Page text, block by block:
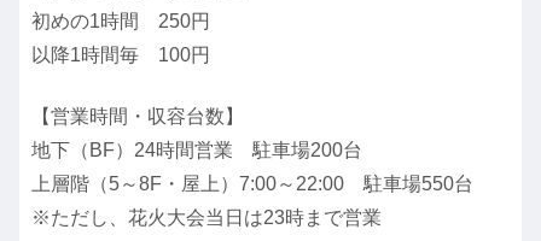
初めの1時間 250円
以降1時間毎 100円
【営業時間・収容台数】
地下（BF）24時間営業 駐車場200台
上層階（5～8F・屋上）7:00～22:00 駐車場550台
※ただし、花火大会当日は23時まで営業